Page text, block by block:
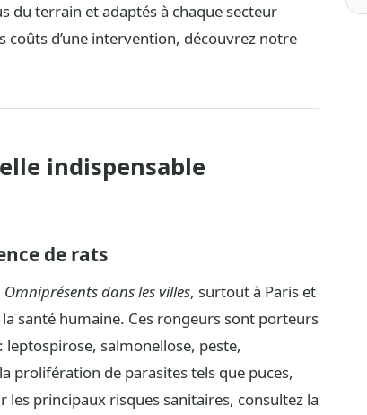
du terrain et adaptés à chaque secteur
coûts d’une intervention, découvrez notre
indispensable
de rats
Omniprésents dans les villes, surtout à Paris et
santé humaine. Ces rongeurs sont porteurs
leptospirose, salmonellose, peste,
prolifération de parasites tels que puces,
principaux risques sanitaires, consultez la